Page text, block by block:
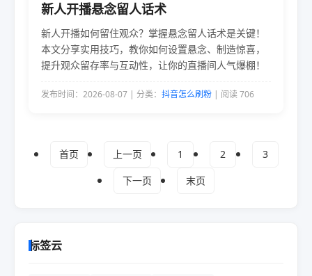
新人开播悬念留人话术
新人开播如何留住观众？掌握悬念留人话术是关键！
本文分享实用技巧，教你如何设置悬念、制造惊喜，
提升观众留存率与互动性，让你的直播间人气爆棚！
发布时间：2026-08-07 | 分类： 抖音怎么刷粉 | 阅读 706
首页 上一页 1 2
3
下一页
末页
标签云